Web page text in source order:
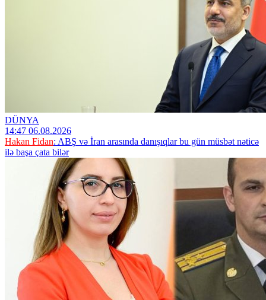
DÜNYA
14:47 06.08.2026
Hakan Fidan: ABŞ və İran arasında danışıqlar bu gün müsbət nəticə
ilə başa çata bilər